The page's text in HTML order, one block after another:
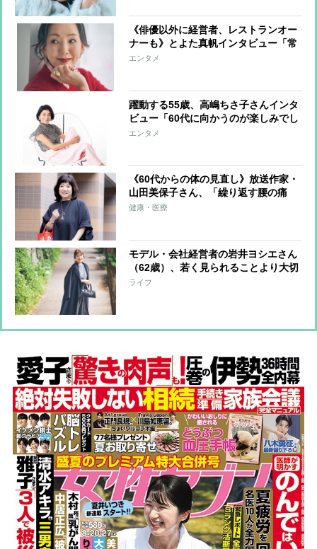
《俳優以外に経営者、レストランオー
ナーも》とよた真帆インタビュー「常
にハッピーな状況を追い求めて動いて
エンタメ
躍動する55歳、高嶋ちさ子さんインタ
ビュー「60代に向かうのが楽しみでし
かない」
エンタメ
《60代からの体の見直し》放送作家・
山田美保子さん、「繰り返す腰の痛
み」に本気で向き合って始めた食生活
健康・医療
モデル・会社経営者の岩井ヨシエさん
（62歳）、若く見られることより大切
に考えている「人として成熟していく
ライフ